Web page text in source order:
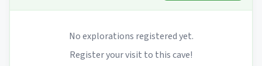
No explorations registered yet.
Register your visit to this cave!